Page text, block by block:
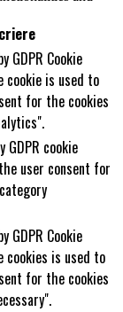
GDPR Cookie
cookie is used to
for the cookies
GDPR cookie
user consent for
GDPR Cookie
cookies is used to
for the cookies